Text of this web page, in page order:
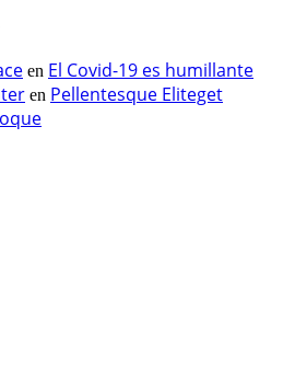
en El Covid-19 es humillante
en Pellentesque Eliteget